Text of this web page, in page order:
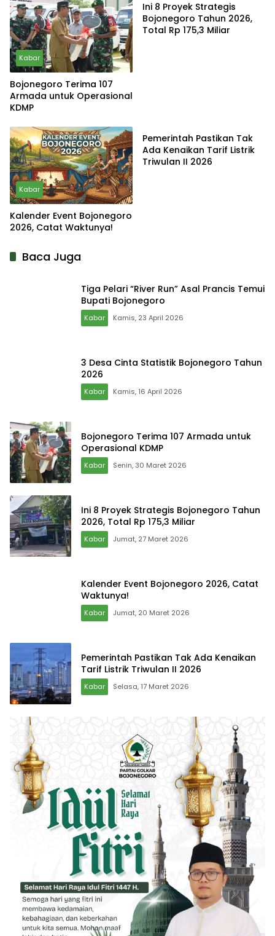
Kabar
Bojonegoro Terima 107
Armada untuk Operasional
KDMP
Ini 8 Proyek Strategis
Bojonegoro Tahun 2026,
Total Rp 175,3 Miliar
Kabar
Kalender Event Bojonegoro
2026, Catat Waktunya!
Pemerintah Pastikan Tak
Ada Kenaikan Tarif Listrik
Triwulan II 2026
Baca Juga
Tiga Pelari “River Run” Asal Prancis Temui
Bupati Bojonegoro
Kabar Kamis, 23 April 2026
3 Desa Cinta Statistik Bojonegoro Tahun
2026
Kabar Kamis, 16 April 2026
Bojonegoro Terima 107 Armada untuk
Operasional KDMP
Kabar Senin, 30 Maret 2026
Ini 8 Proyek Strategis Bojonegoro Tahun
2026, Total Rp 175,3 Miliar
Kabar Jumat, 27 Maret 2026
Kalender Event Bojonegoro 2026, Catat
Waktunya!
Kabar Jumat, 20 Maret 2026
Pemerintah Pastikan Tak Ada Kenaikan
Tarif Listrik Triwulan II 2026
Kabar Selasa, 17 Maret 2026